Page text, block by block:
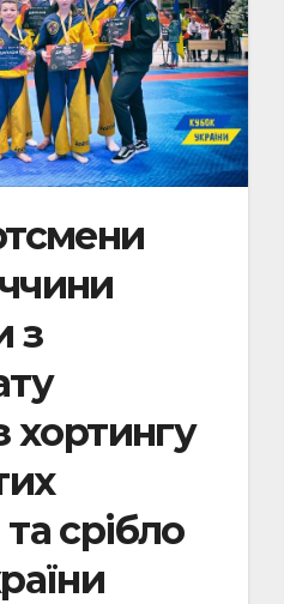
з
хортингу
срібло